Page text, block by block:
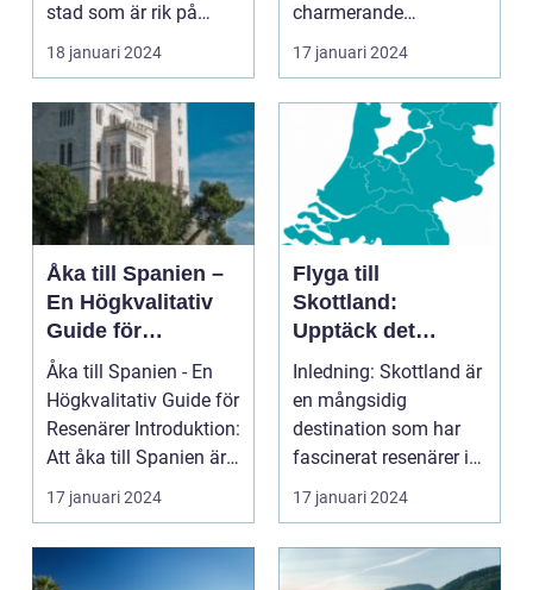
stad som är rik på
historia, kultur och
vackra sevärd...
18 januari 2024
charmerande
destinationer
Övergripande
introduktion ...
17 januari 2024
Åka till Spanien –
En Högkvalitativ
Guide för
Resenärer
Åka till Spanien - En
Högkvalitativ Guide för
Resenärer Introduktion:
Att åka till Spanien är
en dr...
17 januari 2024
Flyga till
Skottland:
Upptäck det
Fascinerande
Landet
Inledning: Skottland är
en mångsidig
destination som har
fascinerat resenärer i
århundraden. Med
sin...
17 januari 2024